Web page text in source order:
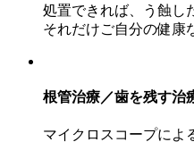
処置できれば、う蝕し
それだけご自分の健康
根管治療／歯を残す治
マイクロスコープによ